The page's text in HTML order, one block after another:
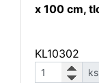
x 100 cm,
KL10302
ks